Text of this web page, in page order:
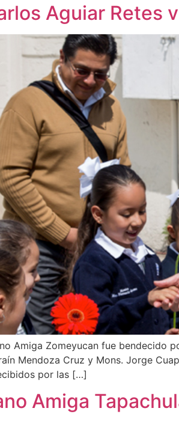
Aguiar Retes
Amiga Zomeyucan fue bendecido
Mendoza Cruz y Mons. Jorge
por las […]
Amiga